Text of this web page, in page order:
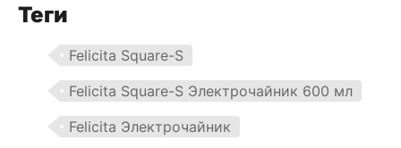
Теги
Felicita Square-S
Felicita Square-S Электрочайник 600 мл
Felicita Электрочайник